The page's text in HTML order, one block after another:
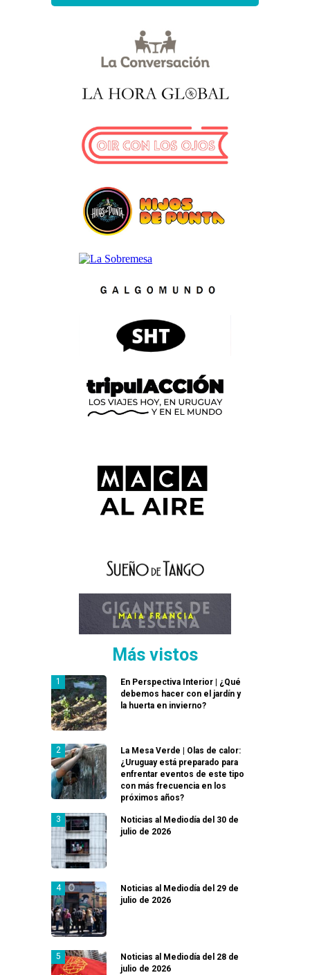
Más vistos
En Perspectiva Interior | ¿Qué
debemos hacer con el jardín y
la huerta en invierno?
La Mesa Verde | Olas de calor:
¿Uruguay está preparado para
enfrentar eventos de este tipo
con más frecuencia en los
próximos años?
Noticias al Mediodía del 30 de
julio de 2026
Noticias al Mediodía del 29 de
julio de 2026
Noticias al Mediodía del 28 de
julio de 2026